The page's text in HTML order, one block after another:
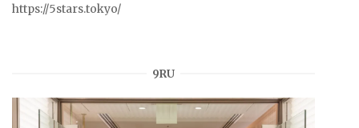
https://5stars.tokyo/
9RU